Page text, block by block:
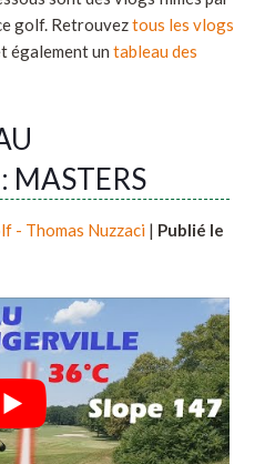
golf. Retrouveztous les vlogs
également un tableau des
MASTERS
- Thomas Nuzzaci | Publié le